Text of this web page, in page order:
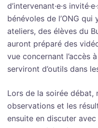
d’intervenant·e·s
bénévoles de l’ONG
ateliers, des élèves du
auront préparé des
vue concernant l’accès
serviront d’outils dans
Lors de la soirée débat,
observations et les
ensuite en discuter